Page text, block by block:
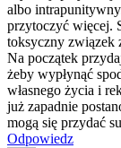
albo
przytoczyć więcej.
toksyczny związek
Na początek
żeby wypłynąć
własnego życia i
już zapadnie
mogą się przydać
Odpowiedz